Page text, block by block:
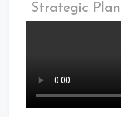
Strategic